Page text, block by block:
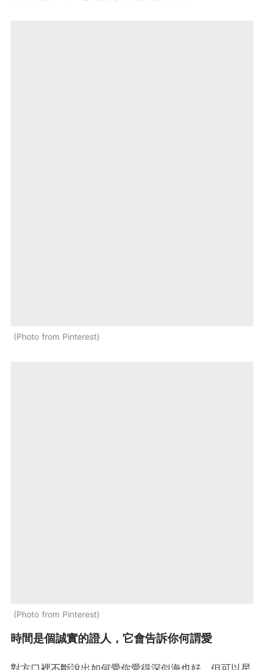
Photo from Pinterest
Photo from Pinterest
時間是個誠實的證人，它會告訴你何謂愛